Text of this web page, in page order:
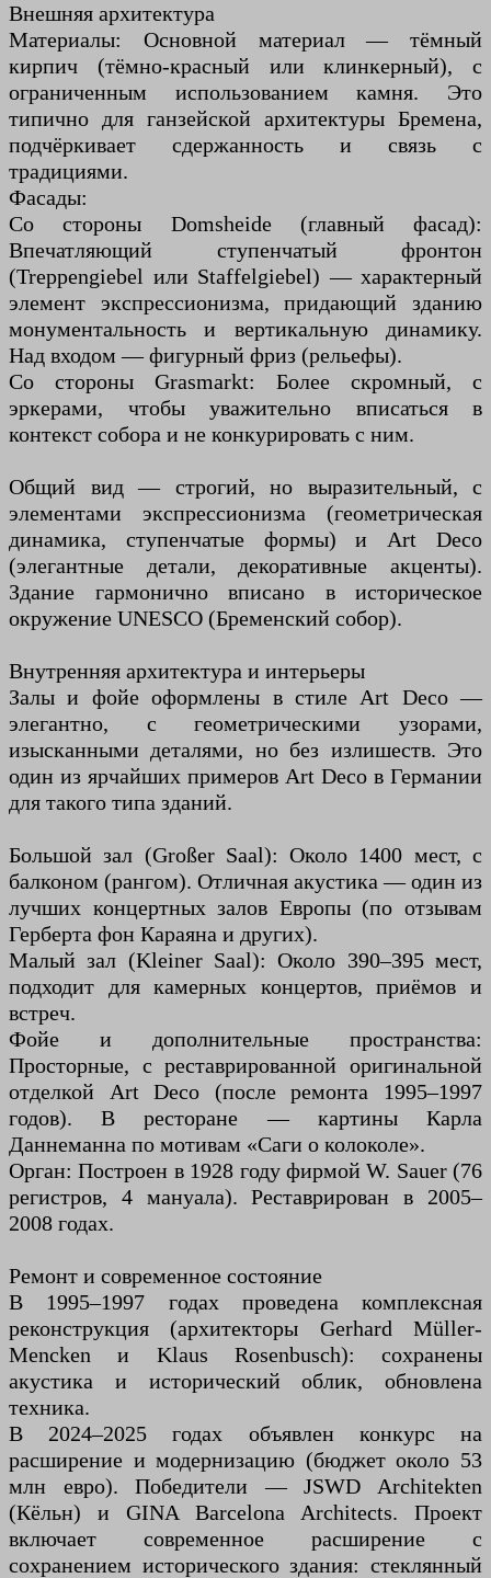
Внешняя архитектура
Материалы: Основной материал — тёмный
кирпич (тёмно-красный или клинкерный), с
ограниченным использованием камня. Это
типично для ганзейской архитектуры Бремена,
подчёркивает сдержанность и связь с
традициями.
Фасады:
Со стороны Domsheide (главный фасад):
Впечатляющий ступенчатый фронтон
(Treppengiebel или Staffelgiebel) — характерный
элемент экспрессионизма, придающий зданию
монументальность и вертикальную динамику.
Над входом — фигурный фриз (рельефы).
Со стороны Grasmarkt: Более скромный, с
эркерами, чтобы уважительно вписаться в
контекст собора и не конкурировать с ним.
Общий вид — строгий, но выразительный, с
элементами экспрессионизма (геометрическая
динамика, ступенчатые формы) и Art Deco
(элегантные детали, декоративные акценты).
Здание гармонично вписано в историческое
окружение UNESCO (Бременский собор).
Внутренняя архитектура и интерьеры
Залы и фойе оформлены в стиле Art Deco —
элегантно, с геометрическими узорами,
изысканными деталями, но без излишеств. Это
один из ярчайших примеров Art Deco в Германии
для такого типа зданий.
Большой зал (Großer Saal): Около 1400 мест, с
балконом (рангом). Отличная акустика — один из
лучших концертных залов Европы (по отзывам
Герберта фон Караяна и других).
Малый зал (Kleiner Saal): Около 390–395 мест,
подходит для камерных концертов, приёмов и
встреч.
Фойе и дополнительные пространства:
Просторные, с реставрированной оригинальной
отделкой Art Deco (после ремонта 1995–1997
годов). В ресторане — картины Карла
Даннеманна по мотивам «Саги о колоколе».
Орган: Построен в 1928 году фирмой W. Sauer (76
регистров, 4 мануала). Реставрирован в 2005–
2008 годах.
Ремонт и современное состояние
В 1995–1997 годах проведена комплексная
реконструкция (архитекторы Gerhard Müller-
Mencken и Klaus Rosenbusch): сохранены
акустика и исторический облик, обновлена
техника.
В 2024–2025 годах объявлен конкурс на
расширение и модернизацию (бюджет около 53
млн евро). Победители — JSWD Architekten
(Кёльн) и GINA Barcelona Architects. Проект
включает современное расширение с
сохранением исторического здания: стеклянный